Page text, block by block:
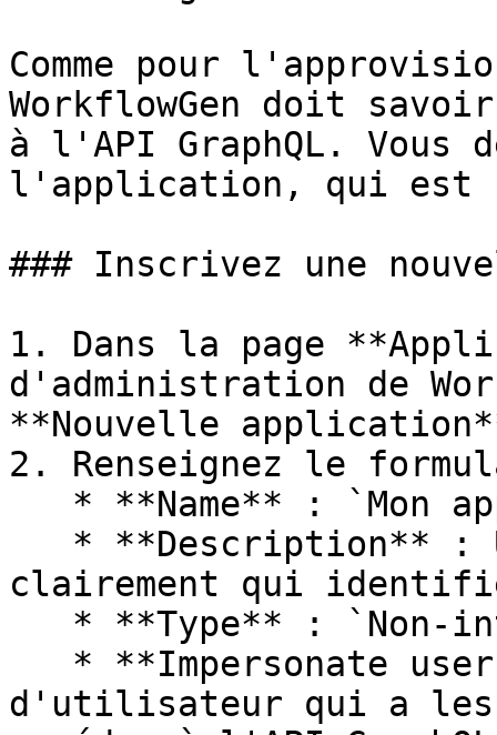
Comme pour
WorkflowGen doit
à l'API GraphQL. Vous
l'application, qui est
### Inscrivez une
1. Dans la page
d'administration de
**Nouvelle
2. Renseignez le
clairement qui
d'utilisateur qui a les